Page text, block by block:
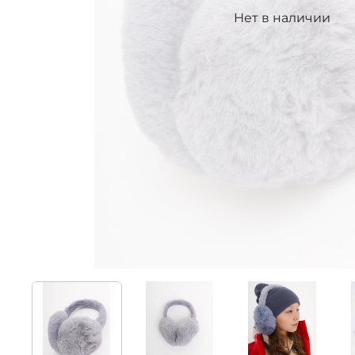
Нет в наличии